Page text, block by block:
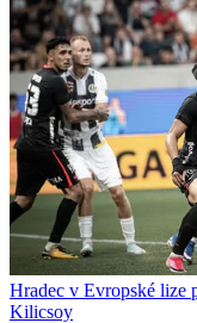
Hradec v Evropské lize
Kilicsoy